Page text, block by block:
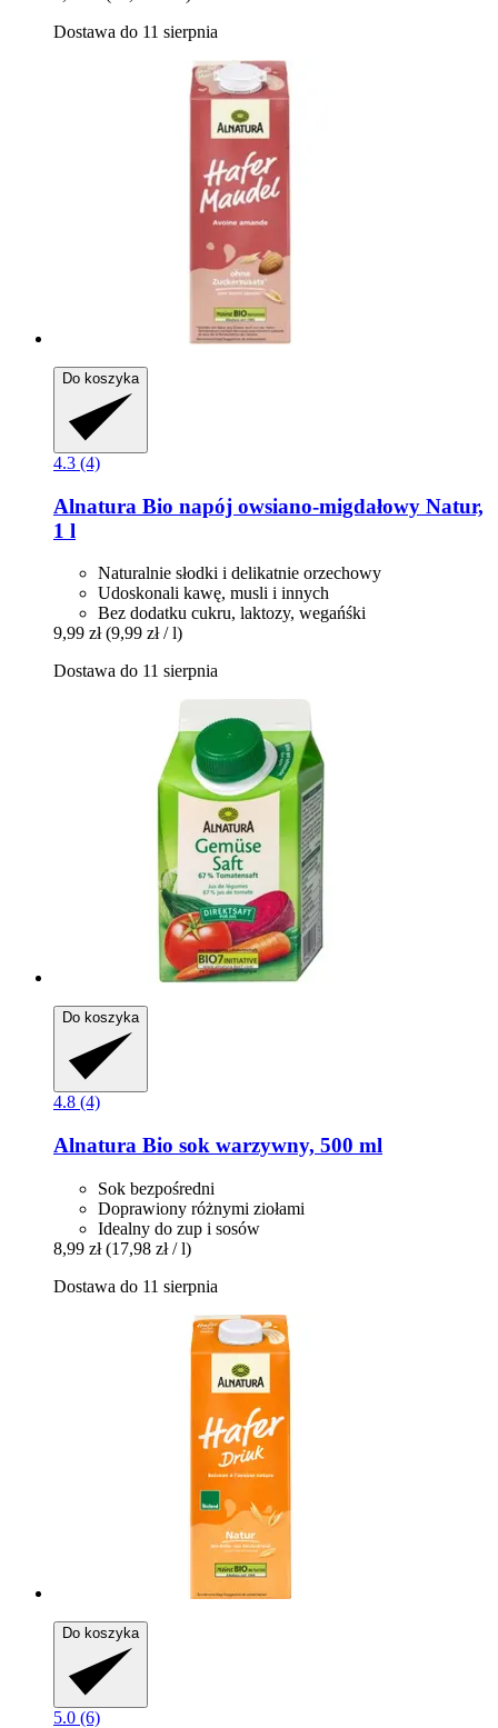
Dostawa do 11 sierpnia
Do koszyka
4.3 (4)
Alnatura Bio napój owsiano-​migdałowy Natur,
1 l
Naturalnie słodki i delikatnie orzechowy
Udoskonali kawę, musli i innych
Bez dodatku cukru, laktozy, wegańśki
9,99 zł (9,99 zł / l)
Dostawa do 11 sierpnia
Do koszyka
4.8 (4)
Alnatura Bio sok warzywny, 500 ml
Sok bezpośredni
Doprawiony różnymi ziołami
Idealny do zup i sosów
8,99 zł (17,98 zł / l)
Dostawa do 11 sierpnia
Do koszyka
5.0 (6)